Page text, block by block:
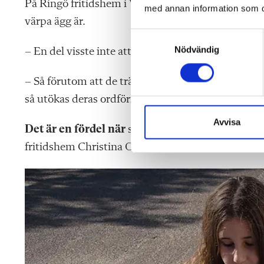
med annan information som
a
t
e
s
Nödvändig
Avvisa
På Ringö fritidshem i Växjö har barnen lärt sig
värpa ägg är.
– En del visste inte att det hette värpa ägg,
– Så förutom att de tränar på matematiska
så utökas deras ordförråd ofta när vi spelar
Det är en fördel när spelen kan nivåanpassas så
fritidshem Christina Olsson Baaz, på Monbijou-